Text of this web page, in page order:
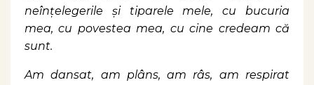
neînțelegerile și tiparele mele, cu bucuria
mea, cu povestea mea, cu cine credeam că
sunt.
Am dansat, am plâns, am râs, am respirat